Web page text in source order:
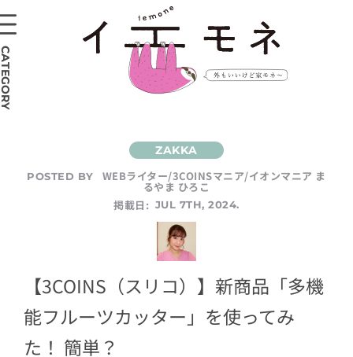
POSTED BY WEBライター/3COINSマニア/イオンマニア ま
るやま ひろこ
掲載日: JUL 7TH, 2024.
【3COINS（スリコ）】新商品「多機
能フルーツカッター」を使ってみ
た！ 簡単？